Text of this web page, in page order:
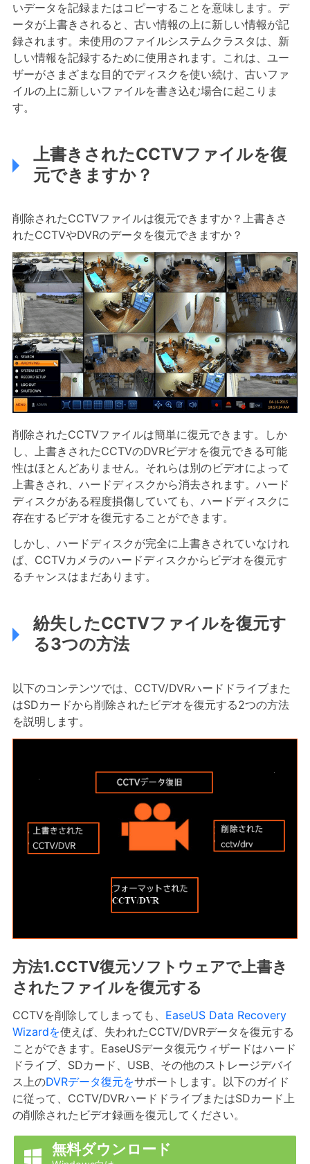
いデータを記録またはコピーすることを意味します。デ
ータが上書きされると、古い情報の上に新しい情報が記
録されます。未使用のファイルシステムクラスタは、新
しい情報を記録するために使用されます。これは、ユー
ザーがさまざまな目的でディスクを使い続け、古いファ
イルの上に新しいファイルを書き込む場合に起こりま
す。
上書きされたCCTVファイルを復
元できますか？
削除されたCCTVファイルは復元できますか？上書きさ
れたCCTVやDVRのデータを復元できますか？
削除されたCCTVファイルは簡単に復元できます。しか
し、上書きされたCCTVのDVRビデオを復元できる可能
性はほとんどありません。それらは別のビデオによって
上書きされ、ハードディスクから消去されます。ハード
ディスクがある程度損傷していても、ハードディスクに
存在するビデオを復元することができます。
しかし、ハードディスクが完全に上書きされていなけれ
ば、CCTVカメラのハードディスクからビデオを復元す
るチャンスはまだあります。
紛失したCCTVファイルを復元す
る3つの方法
以下のコンテンツでは、CCTV/DVRハードドライブまた
はSDカードから削除されたビデオを復元する2つの方法
を説明します。
方法1.CCTV復元ソフトウェアで上書き
されたファイルを復元する
CCTVを削除してしまっても、 EaseUS Data Recovery
Wizardを使えば、失われたCCTV/DVRデータを復元する
ことができます。EaseUSデータ復元ウィザードはハード
ドライブ、SDカード、USB、その他のストレージデバイ
ス上のDVRデータ復元をサポートします。以下のガイド
に従って、CCTV/DVRハードドライブまたはSDカード上
の削除されたビデオ録画を復元してください。
 無料ダウンロード